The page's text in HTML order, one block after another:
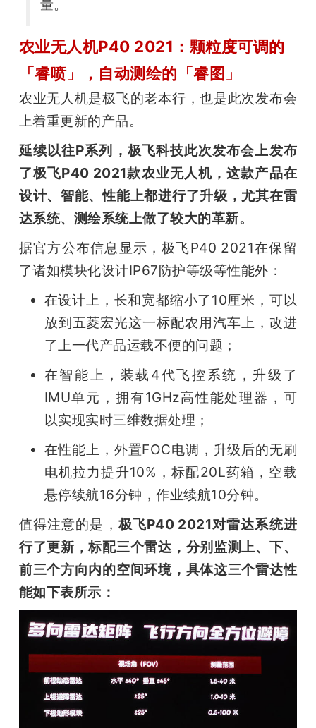
量。
农业无人机P40 2021 ：颗粒度可调的
「睿喷」，自动测绘的「睿图」
农业无人机是极飞的老本行，也是此次发布会
上着重更新的产品。
延续以往P系列，极飞科技此次发布会上发布
了极飞P40 2021款农业无人机，这款产品在
设计、智能、性能上都进行了升级，尤其在雷
达系统、测绘系统上做了较大的革新。
据官方公布信息显示，极飞P40 2021在保留
了诸如模块化设计IP67防护等级等性能外：
在设计上，长和宽都缩小了10厘米，可以
放到五菱宏光这一标配农用汽车上，改进
了上一代产品运载不便的问题；
在智能上，装载4代飞控系统，升级了
IMU单元，拥有1GHz高性能处理器，可
以实现实时三维数据处理；
在性能上，外置FOC电调，升级后的无刷
电机拉力提升10%，标配20L药箱，空载
悬停续航16分钟，作业续航10分钟。
值得注意的是，极飞P40 2021对雷达系统进
行了更新，标配三个雷达，分别监测上、下、
前三个方向内的空间环境，具体这三个雷达性
能如下表所示：